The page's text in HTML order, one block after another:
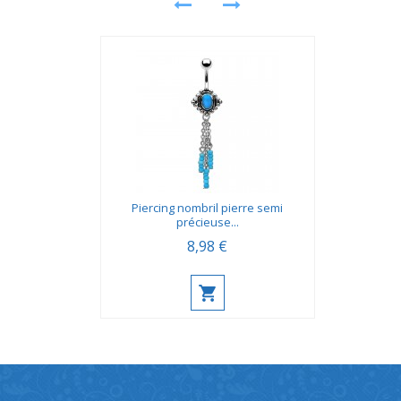
Piercing nombril pierre semi
précieuse...
8,98 €